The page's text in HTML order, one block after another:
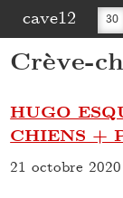
cave12 30
16
Crève-
HUGO
CHIENS +
21 octobre 2020